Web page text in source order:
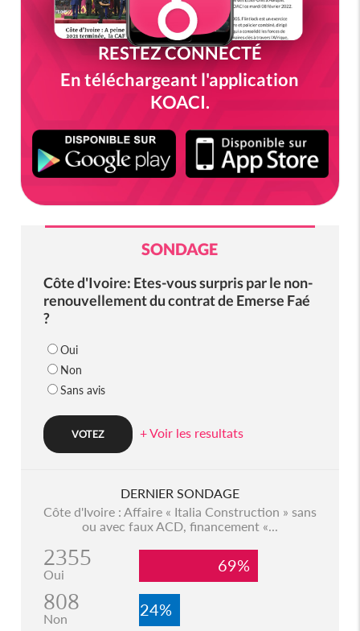
RESTEZ CONNECTÉ
En téléchargeant l'application
KOACI.
SONDAGE
Côte d'Ivoire: Etes-vous surpris par le non-
renouvellement du contrat de Emerse Faé
?
Oui
Non
Sans avis
+ Voir les resultats
DERNIER SONDAGE
Côte d'Ivoire : Affaire « Italia Construction » sans
ou avec faux ACD, financement «...
2355
Oui 69%
808
Non 24%